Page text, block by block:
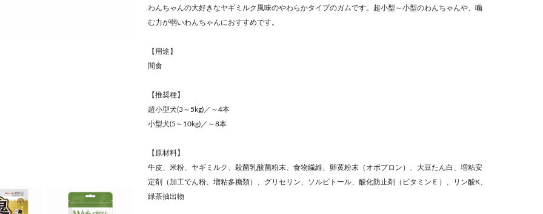
わんちゃんの大好きなヤギミルク風味のやわらかタイプのガムです。超小型～小型のわんちゃんや、噛
む力が弱いわんちゃんにおすすめです。
【用途】
間食
【推奨種】
超小型犬(3～5kg)／～4本
小型犬(5～10kg)／～8本
【原材料】
牛皮、米粉、ヤギミルク、殺菌乳酸菌粉末、食物繊維、卵黄粉末（オボプロン）、大豆たん白、増粘安
定剤（加工でん粉、増粘多糖類）、グリセリン、ソルビトール、酸化防止剤（ビタミンＥ）、リン酸K、
緑茶抽出物